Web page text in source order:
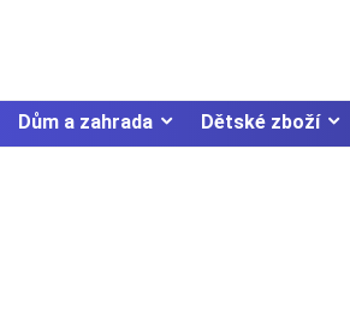
Dům a zahrada Dětské zboží